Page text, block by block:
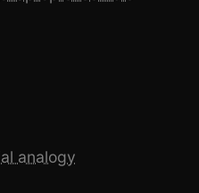
analogy